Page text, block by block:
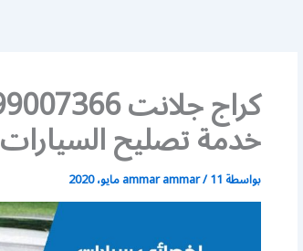
خدمة تصليح السيارات
بواسطة ammar ammar/11 مايو، 2020